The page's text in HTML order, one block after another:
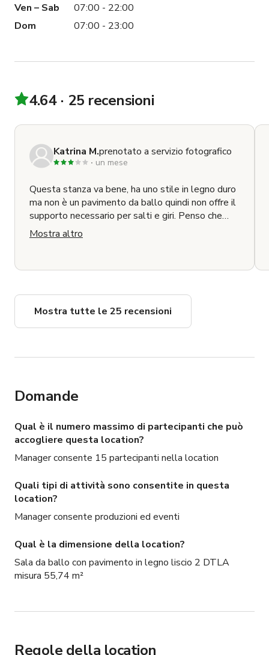
Ven – Sab
07:00 - 22:00
Dom
07:00 - 23:00
4.64 25 recensioni
Katrina M.prenotato a servizio fotografico
un mese
Questa stanza va bene, ha uno stile in legno duro
ma non è un pavimento da ballo quindi non offre il
supporto necessario per salti e giri. Penso che
sarebbe adatta per la danza hip hop ma per il mio
lavoro il pavimento è stato una sfida.
quindi non sono riuscito a ottenere l'illuminazione
migliore della giornata o è necessario un
riflettore. Sarebbe bello avere una scopa
stanza non era esattamente ciò di cui avevo
Mostra altro
Mostra tutte le 25 recensioni
Domande
Qual è il numero massimo di partecipanti che può
accogliere questa location?
Manager consente 15 partecipanti nella location
Quali tipi di attività sono consentite in questa
location?
Manager consente produzioni ed eventi
Qual è la dimensione della location?
Sala da ballo con pavimento in legno liscio 2 DTLA
misura 55,74 m²
Regole della location